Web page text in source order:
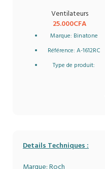
Details Techniques :
Ventilateurs
25.000CFA
Marque: Binatone
Référence: A-1612RC
Type de produit: